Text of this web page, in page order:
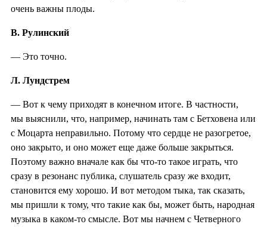
очень важны плоды.
В. Рулинский
— Это точно.
Л. Лундстрем
— Вот к чему приходят в конечном итоге. В частности,
мы выяснили, что, например, начинать там с Бетховена или
с Моцарта неправильно. Потому что сердце не разогретое,
оно закрыто, и оно может еще даже больше закрыться.
Поэтому важно вначале как бы что-то такое играть, что
сразу в резонанс публика, слушатель сразу же входит,
становится ему хорошо. И вот методом тыка, так сказать,
мы пришли к тому, что такие как бы, может быть, народная
музыка в каком-то смысле. Вот мы начнем с Четверного